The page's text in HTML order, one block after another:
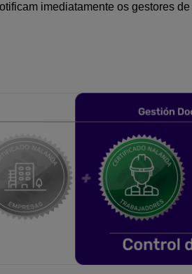
imediatamente os gestores